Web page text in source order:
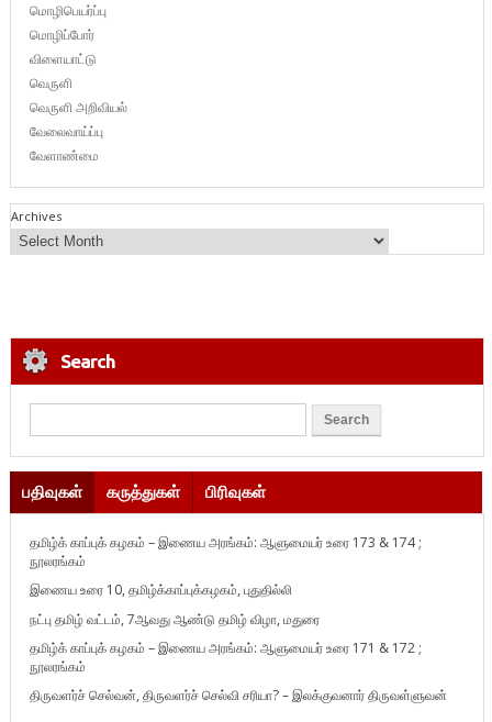
மொழிபெயர்ப்பு
மொழிப்போர்
விளையாட்டு
வெருளி
வெருளி அறிவியல்
வேலைவாய்ப்பு
வேளாண்மை
Archives
Search
பதிவுகள் கருத்துகள் பிரிவுகள்
தமிழ்க் காப்புக் கழகம் – இணைய அரங்கம்: ஆளுமையர் உரை 173 & 174 ;
நூலரங்கம்
இணைய உரை 10, தமிழ்க்காப்புக்கழகம், புதுதில்லி
நட்பு தமிழ் வட்டம், 7ஆவது ஆண்டு தமிழ் விழா, மதுரை
தமிழ்க் காப்புக் கழகம் – இணைய அரங்கம்: ஆளுமையர் உரை 171 & 172 ;
நூலரங்கம்
திருவளர்ச் செல்வன், திருவளர்ச் செல்வி சரியா? – இலக்குவனார் திருவள்ளுவன்